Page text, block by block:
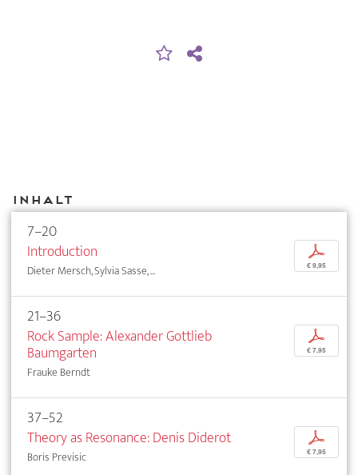
Inhalt
7–20
Introduction
Dieter Mersch, Sylvia Sasse, ...
p
€ 9,95
21–36
Rock Sample: Alexander Gottlieb
Baumgarten
Frauke Berndt
p
€ 7,95
37–52
Theory as Resonance: Denis Diderot
Boris Previsic
p
€ 7,95